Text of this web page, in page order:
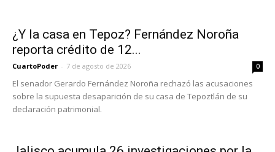
¿Y la casa en Tepoz? Fernández Noroña
reporta crédito de 12...
CuartoPoder - 7 de agosto de 2026 0
El senador Gerardo Fernández Noroña rechazó las acusaciones
sobre la supuesta desaparición de su casa de Tepoztlán de su
declaración patrimonial.